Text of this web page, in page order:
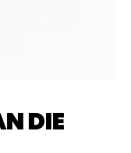
DIE